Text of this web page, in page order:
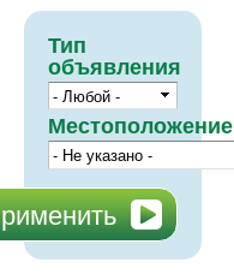
Тип
объявления
Местоположение